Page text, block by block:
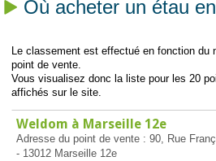
Où acheter un étau
Le classement est effectué en fonction du
point de vente.
Vous visualisez donc la liste pour les 20
affichés sur le site.
Weldom à Marseille 12e
Adresse du point de vente : 90, Rue
- 13012 Marseille 12e